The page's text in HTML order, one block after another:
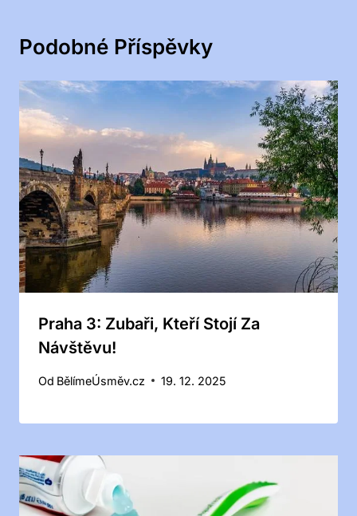
Podobné Příspěvky
Praha 3: Zubaři, Kteří Stojí Za
Návštěvu!
Od BělímeÚsměv.cz 19. 12. 2025